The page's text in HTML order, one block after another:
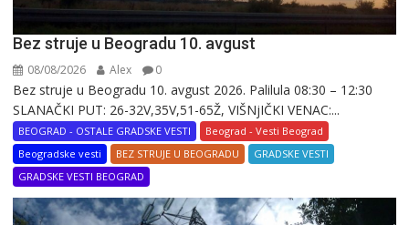
Bez struje u Beogradu 10. avgust
08/08/2026 Alex 0
Bez struje u Beogradu 10. avgust 2026. Palilula 08:30 – 12:30
SLANAČKI PUT: 26-32V,35V,51-65Ž, VIŠNjIČKI VENAC:...
BEOGRAD - OSTALE GRADSKE VESTI
Beograd - Vesti Beograd
Beogradske vesti
BEZ STRUJE U BEOGRADU
GRADSKE VESTI
GRADSKE VESTI BEOGRAD